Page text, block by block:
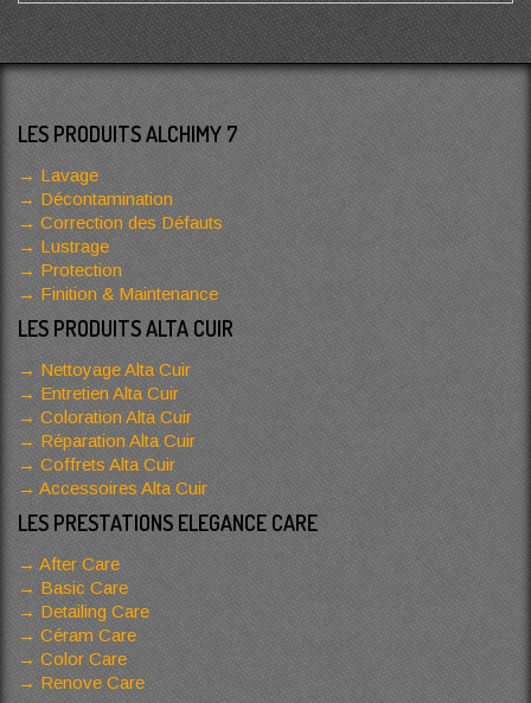
LES PRODUITS ALCHIMY 7
Lavage
Décontamination
Correction des Défauts
Lustrage
Protection
Finition & Maintenance
LES PRODUITS ALTA CUIR
Nettoyage Alta Cuir
Entretien Alta Cuir
Coloration Alta Cuir
Réparation Alta Cuir
Coffrets Alta Cuir
Accessoires Alta Cuir
LES PRESTATIONS ELEGANCE CARE
After Care
Basic Care
Detailing Care
Céram Care
Color Care
Renove Care